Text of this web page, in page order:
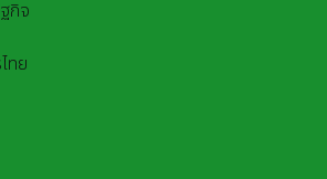
กิจ
ทย